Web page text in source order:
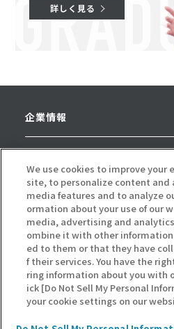
詳しく見る
企業情報
ニュース
お問い合わせ
サイトポリシー
サイトマップ
We use cookies to improve your
site, to personalize content and
media features and to analyze
ormation about your use of our
media, advertising and
ombine it with other
ed to them or that they have
f their services. You have the
ring information about you with
ick [Do Not Sell My Personal
your cookie settings on our